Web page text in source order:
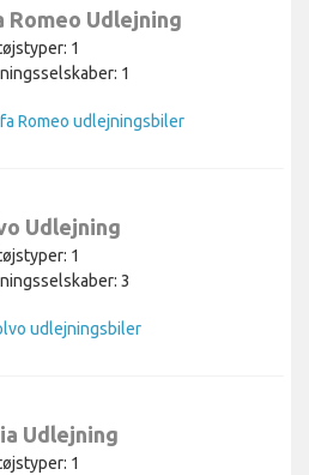
Romeo Udlejning
1
1
Romeo udlejningsbiler
Udlejning
1
3
udlejningsbiler
Udlejning
1